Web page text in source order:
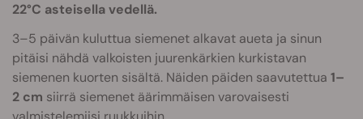
22°C asteisella vedellä.
3–5 päivän kuluttua siemenet alkavat aueta ja sinun
pitäisi nähdä valkoisten juurenkärkien kurkistavan
siemenen kuorten sisältä. Näiden päiden saavutettua 1–
2 cm siirrä siemenet äärimmäisen varovaisesti